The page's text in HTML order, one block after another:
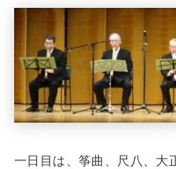
一日目は、筝曲、尺八、大